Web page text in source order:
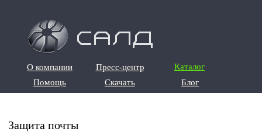
О компании
О компании Пресс-центр
Пресс-центр
Каталог
Помощь
Помощь Скачать
Скачать Блог
Блог
Защита почты